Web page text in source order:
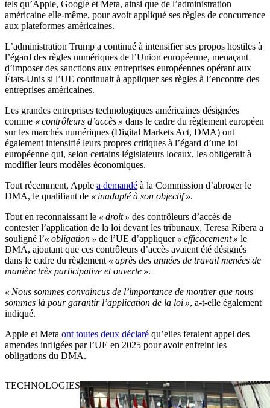
tels qu’Apple, Google et Meta, ainsi que de l’administration
américaine elle-même, pour avoir appliqué ses règles de concurrence
aux plateformes américaines.
L’administration Trump a continué à intensifier ses propos hostiles à
l’égard des règles numériques de l’Union européenne, menaçant
d’imposer des sanctions aux entreprises européennes opérant aux
États-Unis si l’UE continuait à appliquer ses règles à l’encontre des
entreprises américaines.
Les grandes entreprises technologiques américaines désignées
comme « contrôleurs d’accès » dans le cadre du règlement européen
sur les marchés numériques (Digital Markets Act, DMA) ont
également intensifié leurs propres critiques à l’égard d’une loi
européenne qui, selon certains législateurs locaux, les obligerait à
modifier leurs modèles économiques.
Tout récemment, Apple a demandé à la Commission d’abroger le
DMA, le qualifiant de « inadapté à son objectif ».
Tout en reconnaissant le « droit » des contrôleurs d’accès de
contester l’application de la loi devant les tribunaux, Teresa Ribera a
souligné l’« obligation » de l’UE d’appliquer « efficacement » le
DMA, ajoutant que ces contrôleurs d’accès avaient été désignés
dans le cadre du règlement « après des années de travail menées de
manière très participative et ouverte ».
« Nous sommes convaincus de l’importance de montrer que nous
sommes là pour garantir l’application de la loi », a-t-elle également
indiqué.
Apple et Meta ont toutes deux déclaré qu’elles feraient appel des
amendes infligées par l’UE en 2025 pour avoir enfreint les
obligations du DMA.
TECHNOLOGIES